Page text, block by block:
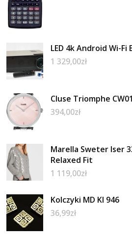
LED 4k Android Wi-Fi
1 329,00zł
Cluse Triomphe
394,00zł
Marella Sweter Iser
Relaxed Fit
1 119,00zł
Kolczyki MD KI 946
36,99zł